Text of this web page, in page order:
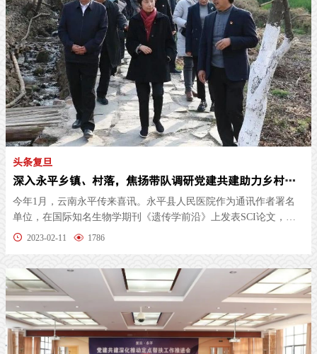
头条复旦
深入永平乡镇、村落，焦扬带队调研党建共建助力乡村振兴
今年1月，云南永平传来喜讯。永平县人民医院作为通讯作者署名
单位，在国际知名生物学期刊《遗传学前沿》上发表SCI论文，这
是院史上第...
2023-02-11 1786